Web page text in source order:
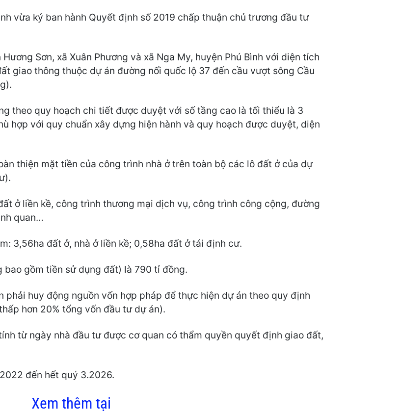
vừa ký ban hành Quyết định số 2019 chấp thuận chủ trương đầu tư
Sơn, xã Xuân Phương và xã Nga My, huyện Phú Bình với diện tích
giao thông thuộc dự án đường nối quốc lộ 37 đến cầu vượt sông Cầu
theo quy hoạch chi tiết được duyệt với số tầng cao là tối thiểu là 3
hợp với quy chuẩn xây dựng hiện hành và quy hoạch được duyệt, diện
thiện mặt tiền của công trình nhà ở trên toàn bộ các lô đất ở của dự
ở liền kề, công trình thương mại dịch vụ, công trình công cộng, đường
quan…
3,56ha đất ở, nhà ở liền kề; 0,58ha đất ở tái định cư.
gồm tiền sử dụng đất) là 790 tỉ đồng.
huy động nguồn vốn hợp pháp để thực hiện dự án theo quy định
hơn 20% tổng vốn đầu tư dự án).
từ ngày nhà đầu tư được cơ quan có thẩm quyền quyết định giao đất,
đến hết quý 3.2026.
Xem thêm tại